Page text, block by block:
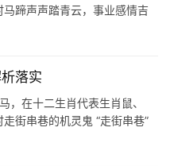
蹄声声踏青云，事业感情吉
烈马驰骋，极为难得，然而
落实
，在十二生肖代表生肖鼠、
街串巷的机灵鬼 “走街串巷”
能找到最佳路径，2024年甲